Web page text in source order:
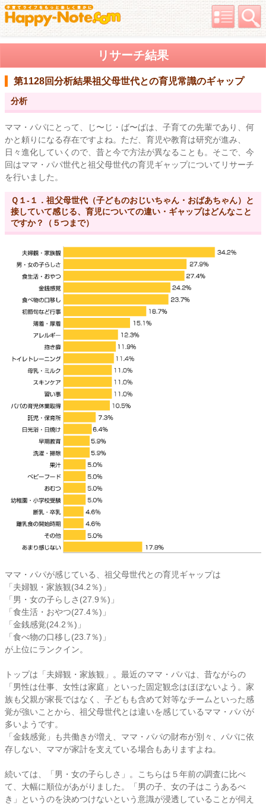
リサーチ結果
第1128回分析結果祖父母世代との育児常識のギャップ
分析
ママ・パパにとって、じ〜じ・ば〜ばは、子育ての先輩であり、何
かと頼りになる存在ですよね。ただ、育児や教育は研究が進み、
日々進化していくので、昔と今で方法が異なることも。そこで、今
回はママ・パパ世代と祖父母世代の育児ギャップについてリサーチ
を行いました。
Ｑ１-１．祖父母世代（子どものおじいちゃん・おばあちゃん）と
接していて感じる、育児についての違い・ギャップはどんなこと
ですか？（５つまで）
ママ・パパが感じている、祖父母世代との育児ギャップは
「夫婦観・家族観(34.2％)」
「男・女の子らしさ(27.9％)」
「食生活・おやつ(27.4％)」
「金銭感覚(24.2％)」
「食べ物の口移し(23.7％)」
が上位にランクイン。
トップは「夫婦観・家族観」。最近のママ・パパは、昔ながらの
「男性は仕事、女性は家庭」といった固定観念はほぼないよう。家
族も父親が家長ではなく、子どもも含めて対等なチームといった感
覚が強いことから、祖父母世代とは違いを感じているママ・パパが
多いようです。
「金銭感覚」も共働きが増え、ママ・パパの財布が別々、パパに依
存しない、ママが家計を支えている場合もありますよね。
続いては、「男・女の子らしさ」。こちらは５年前の調査に比べ
て、大幅に順位があがりました。「男の子、女の子はこうあるべ
き」というのを決めつけないという意識が浸透していることが伺え